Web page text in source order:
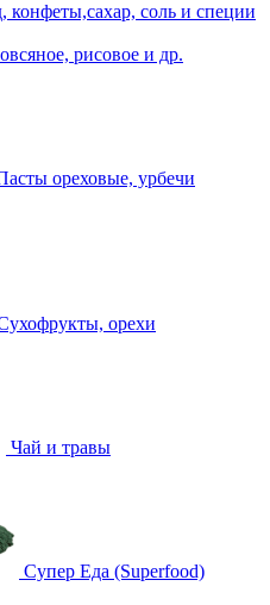
конфеты,сахар, соль и специи
рисовое и др.
ореховые, урбечи
орехи
Чай и травы
Супер Еда (Superfood)